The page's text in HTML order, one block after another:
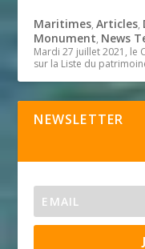
Maritimes,Articles,
Monument, News
Mardi 27 juillet 2021, le
sur la Liste du
NEWSLETTER